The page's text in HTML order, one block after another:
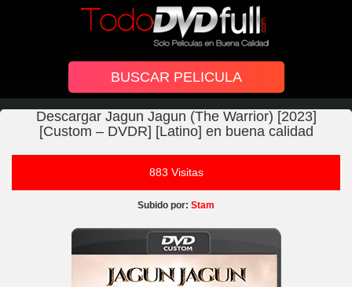
Descargar Jagun Jagun (The Warrior) [2023]
[Custom – DVDR] [Latino] en buena calidad
883 Visitas
Subido por: Stam